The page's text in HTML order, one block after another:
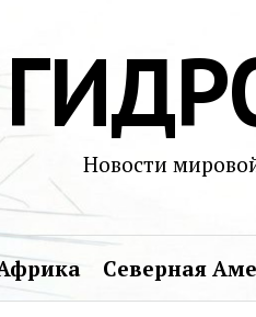
Новости
Северная